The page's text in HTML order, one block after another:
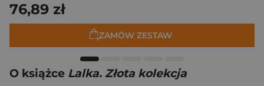
76,89 zł
ZAMÓW ZESTAW
O książce Lalka. Złota kolekcja